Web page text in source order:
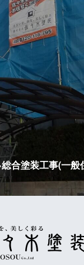
合塗装工事(一